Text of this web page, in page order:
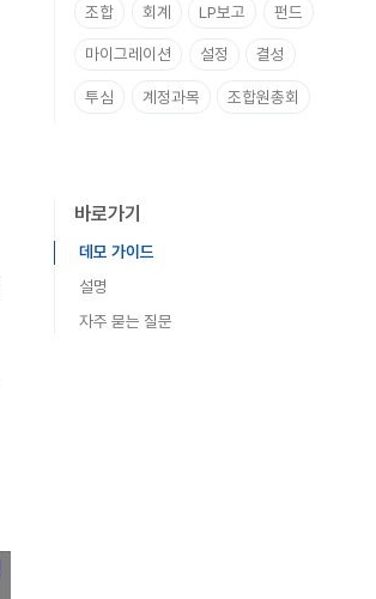
조합 회계 LP보고 펀드
마이그레이션 설정 결성
투심 계정과목 조합원총회
바로가기
데모 가이드
설명
전환거래 등록하기
자주 묻는 질문